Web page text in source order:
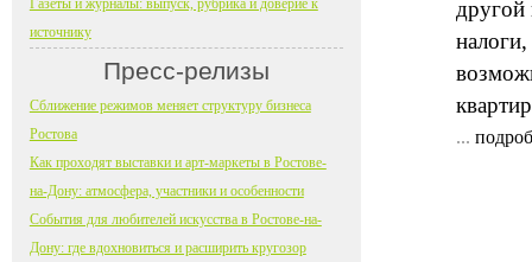
другой
...
Газеты и журналы: выпуск, рубрика и доверие к
источнику
Пресс-релизы
Сближение режимов меняет структуру бизнеса
Ростова
Как проходят выставки и арт-маркеты в Ростове-
на-Дону: атмосфера, участники и особенности
События для любителей искусства в Ростове-на-
Дону: где вдохновиться и расширить кругозор